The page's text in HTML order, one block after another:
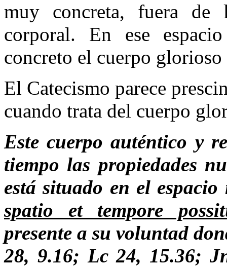
muy concreta, fuera de
corporal. En ese
concreto el cuerpo
El Catecismo parece
cuando trata del cuerpo
Este cuerpo auténtico y
tiempo las propiedades
está situado en el
spatio et tempore
presente a su voluntad
28, 9.16; Lc 24, 15.36;